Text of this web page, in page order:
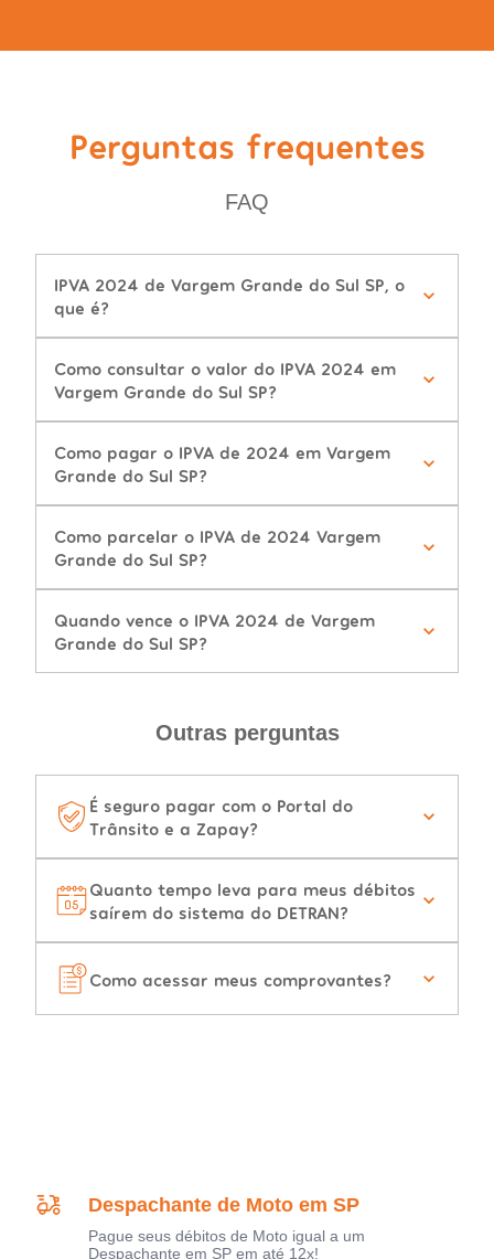
Perguntas frequentes
FAQ
IPVA 2024 de Vargem Grande do Sul SP, o
que é?
Como consultar o valor do IPVA 2024 em
Vargem Grande do Sul SP?
Como pagar o IPVA de 2024 em Vargem
Grande do Sul SP?
Como parcelar o IPVA de 2024 Vargem
Grande do Sul SP?
Quando vence o IPVA 2024 de Vargem
Grande do Sul SP?
Outras perguntas
É seguro pagar com o Portal do
Trânsito e a Zapay?
Quanto tempo leva para meus débitos
saírem do sistema do DETRAN?
Como acessar meus comprovantes?
Despachante de Moto em SP
Pague seus débitos de Moto igual a um
Despachante em SP em até 12x!